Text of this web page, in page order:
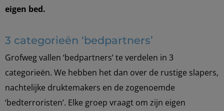
eigen bed.
3 categorieën ‘bedpartners’
Grofweg vallen ‘bedpartners’ te verdelen in 3
categorieën. We hebben het dan over de rustige slapers,
nachtelijke druktemakers en de zogenoemde
‘bedterroristen’. Elke groep vraagt om zijn eigen